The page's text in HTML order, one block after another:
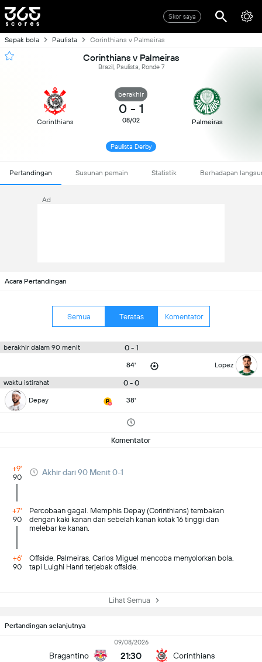
Skor saya
Sepak bola Paulista Corinthians v Palmeiras
Corinthians v Palmeiras
Brazil, Paulista, Ronde 7
Corinthians
berakhir
0 - 1
08/02 Palmeiras
Paulista Derby
Pertandingan Susunan pemain Statistik Berhadapan
Ad
Acara Pertandingan
Semua Teratas Komentator
berakhir dalam 90 menit 0 - 1
84' Lopez
waktu istirahat 0 - 0
Depay 38'
Komentator
+9'
90
Akhir dari 90 Menit 0-1
+7'
90
Percobaan gagal. Memphis Depay (Corinthians) tembakan
dengan kaki kanan dari sebelah kanan kotak 16 tinggi dan
melebar ke kanan.
+6'
90
Offside. Palmeiras. Carlos Miguel mencoba menyolorkan bola,
tapi Luighi Hanri terjebak offside.
Lihat Semua
Pertandingan selanjutnya
Bragantino
09/08/2026
21:30 Corinthians